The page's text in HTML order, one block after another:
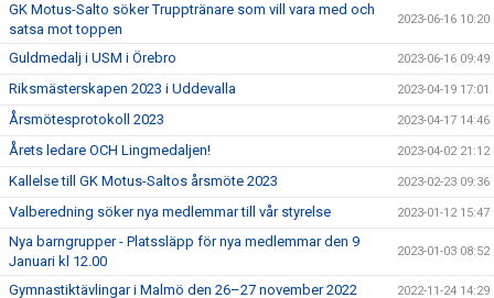
GK Motus-Salto söker Trupptränare som vill vara med och
satsa mot toppen
2023-06-16 10:20
Guldmedalj i USM i Örebro 2023-06-16 09:49
Riksmästerskapen 2023 i Uddevalla 2023-04-19 17:01
Årsmötesprotokoll 2023 2023-04-17 14:46
Årets ledare OCH Lingmedaljen! 2023-04-02 21:12
Kallelse till GK Motus-Saltos årsmöte 2023 2023-02-23 09:36
Valberedning söker nya medlemmar till vår styrelse 2023-01-12 15:47
Nya barngrupper - Platssläpp för nya medlemmar den 9
Januari kl 12.00
2023-01-03 08:52
Gymnastiktävlingar i Malmö den 26–27 november 2022 2022-11-24 14:29